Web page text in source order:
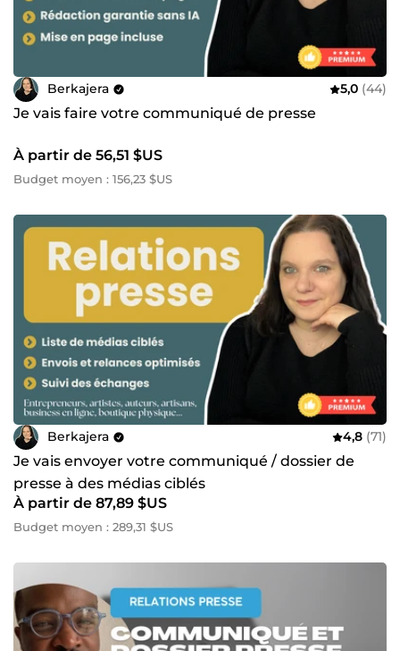
Berkajera 5,0 (44)
Je vais faire votre communiqué de presse
À partir de 56,51 $US
Budget moyen : 156,23 $US
Berkajera 4,8 (71)
Je vais envoyer votre communiqué / dossier de
presse à des médias ciblés
À partir de 87,89 $US
Budget moyen : 289,31 $US